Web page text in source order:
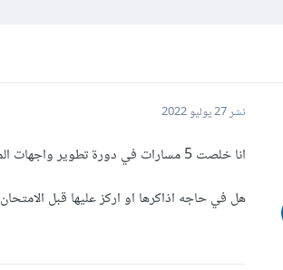
نشر27 يوليو 2022
انا خلصت 5 مسارات في دورة تطوير واجهات المستخدم وكنت عايز ادخل الامتحان
هل في حاجه اذاكرها او اركز عليها قبل الامتحان